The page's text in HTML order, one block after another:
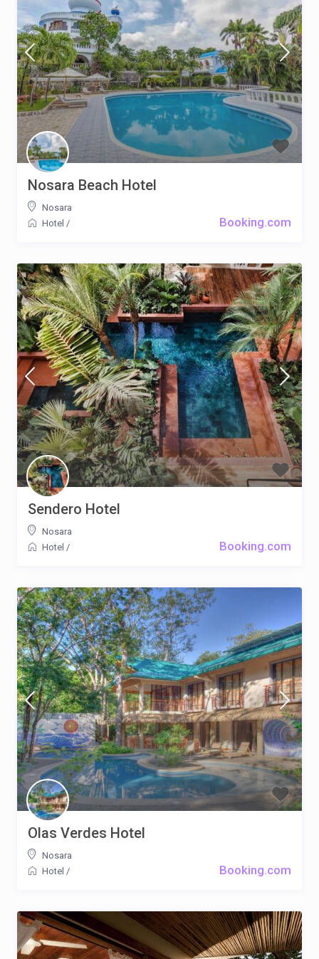
Booking.com
Nosara Beach Hotel
Nosara
Hotel /
Booking.com
Sendero Hotel
Nosara
Hotel /
Booking.com
Olas Verdes Hotel
Nosara
Hotel /